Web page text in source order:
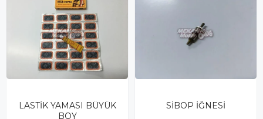
LASTİK YAMASI BÜYÜK
BOY
SİBOP İĞNESİ